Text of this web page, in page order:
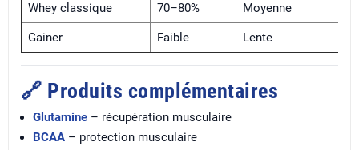
Whey classique 70–80% Moyenne
Gainer Faible Lente
🔗 Produits complémentaires
Glutamine – récupération musculaire
BCAA – protection musculaire